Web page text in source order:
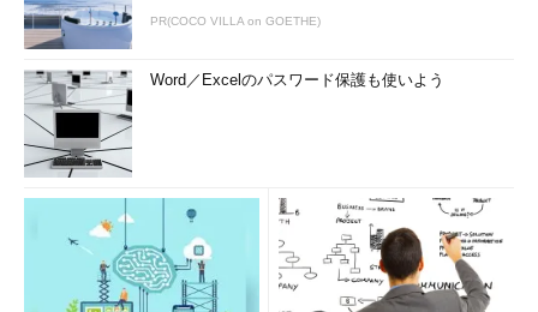
PR(COCO VILLA on GOETHE)
Word／Excelのパスワード保護も使いよう